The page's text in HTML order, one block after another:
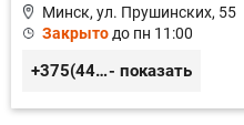
Минск, ул. Прушинских, 55
Закрыто до пн 11:00
+375(44) 559-27-77- показать